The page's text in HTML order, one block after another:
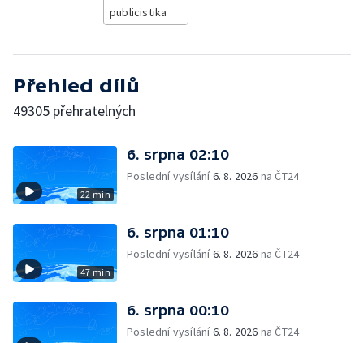
publicistika
Přehled dílů
49305 přehratelných
22 min
6. srpna 02:10
Poslední vysílání6. 8. 2026 na ČT24
47 min
6. srpna 01:10
Poslední vysílání6. 8. 2026 na ČT24
6. srpna 00:10
Poslední vysílání6. 8. 2026 na ČT24